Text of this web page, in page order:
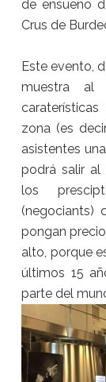
de ensueño
Crus de
Este evento,
muestra al
zona (es
asistentes
podrá salir
los
(negociants)
pongan
alto, porque
últimos 15
parte del